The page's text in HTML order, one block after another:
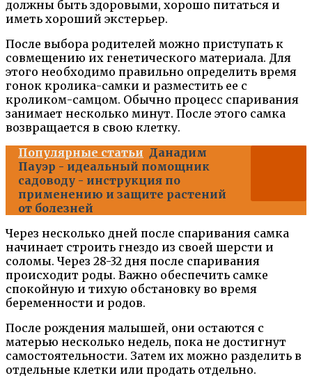
должны быть здоровыми, хорошо питаться и
иметь хороший экстерьер.
После выбора родителей можно приступать к
совмещению их генетического материала. Для
этого необходимо правильно определить время
гонок кролика-самки и разместить ее с
кроликом-самцом. Обычно процесс спаривания
занимает несколько минут. После этого самка
возвращается в свою клетку.
Популярные статьи Данадим
Пауэр - идеальный помощник
садоводу - инструкция по
применению и защите растений
от болезней
Через несколько дней после спаривания самка
начинает строить гнездо из своей шерсти и
соломы. Через 28-32 дня после спаривания
происходит роды. Важно обеспечить самке
спокойную и тихую обстановку во время
беременности и родов.
После рождения малышей, они остаются с
матерью несколько недель, пока не достигнут
самостоятельности. Затем их можно разделить в
отдельные клетки или продать отдельно.